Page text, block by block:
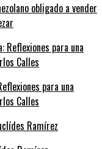
obligado a vender
para una
Calles